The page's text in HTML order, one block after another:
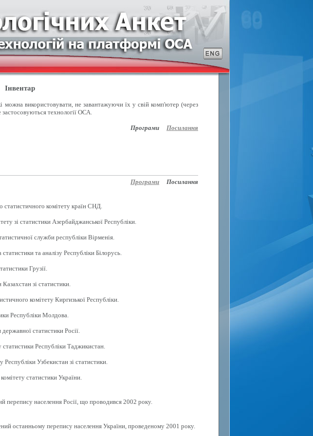
Інвентар
можна використовувати, не завантажуючи їх у свій комп'ютер (через
застосовуються технології ОСА.
Програми Посилання
Програми Посилання
комітету країн СНД.
зі статистики Азербайджанської Республіки.
служби республіки Вірменія.
та аналізу Республіки Білорусь.
Грузії.
зі статистики.
комітету Киргизької Республіки.
Республіки Молдова.
статистики Росії.
Республіки Таджикистан.
Узбекистан зі статистики.
статистики України.
перепису населення Росії, що проводився 2002 року.
останньому перепису населення України, проведеному 2001 року.